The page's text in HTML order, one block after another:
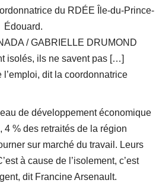
du RDÉE Île-du-Prince-
Édouard.
/ GABRIELLE DRUMOND
isolés, ils ne savent pas […]
, dit la coordonnatrice
de développement économique
4 % des retraités de la région
sur marché du travail. Leurs
à cause de l’isolement, c’est
, dit Francine Arsenault.